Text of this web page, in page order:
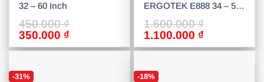
32 – 60 Inch
450.000₫
Giá
gốc
450.000 ₫.
350.000 ₫
hiện
ERGOTEK E888 34 – 55
Inch
1.600.000₫
Giá
gốc
1.600.000 ₫.
1.100.000 ₫
hiện
-31% -18%